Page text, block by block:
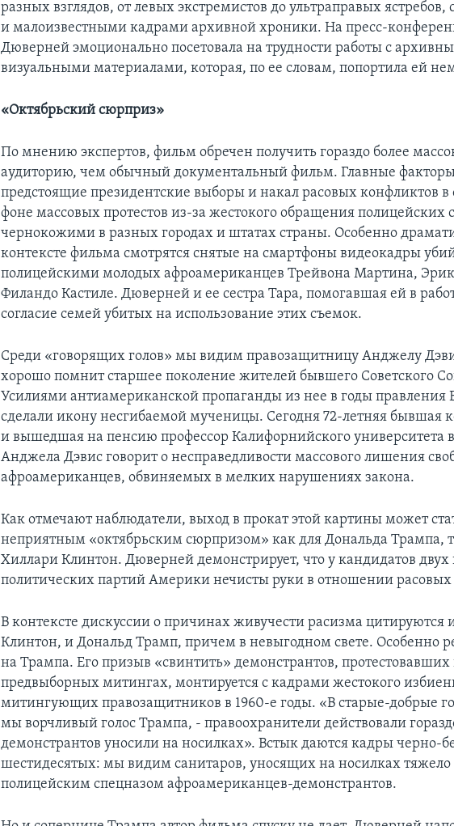
разных взглядов, от левых экстремистов до ультраправых
и малоизвестными кадрами архивной хроники. На пресс-
Дюверней эмоционально посетовала на трудности работы с
визуальными материалами, которая, по ее словам, попортила ей
«Октябрьский сюрприз»
По мнению экспертов, фильм обречен получить гораздо более
аудиторию, чем обычный документальный фильм. Главные
предстоящие президентские выборы и накал расовых конфликтов в
фоне массовых протестов из-за жестокого обращения полицейских с
чернокожими в разных городах и штатах страны. Особенно
контексте фильма смотрятся снятые на смартфоны видеокадры
полицейскими молодых афроамериканцев Трейвона Мартина,
Филандо Кастиле. Дюверней и ее сестра Тара, помогавшая ей в
согласие семей убитых на использование этих съемок.
Среди «говорящих голов» мы видим правозащитницу Анджелу
хорошо помнит старшее поколение жителей бывшего Советского
Усилиями антиамериканской пропаганды из нее в годы правления
сделали икону несгибаемой мученицы. Сегодня 72-летняя бывшая
и вышедшая на пенсию профессор Калифорнийского университета
Анджела Дэвис говорит о несправедливости массового лишения
афроамериканцев, обвиняемых в мелких нарушениях закона.
Как отмечают наблюдатели, выход в прокат этой картины может
неприятным «октябрьским сюрпризом» как для Дональда Трампа,
Хиллари Клинтон. Дюверней демонстрирует, что у кандидатов двух
политических партий Америки нечисты руки в отношении
В контексте дискуссии о причинах живучести расизма цитируются
Клинтон, и Дональд Трамп, причем в невыгодном свете. Особенно
на Трампа. Его призыв «свинтить» демонстрантов, протестовавших
предвыборных митингах, монтируется с кадрами жестокого
митингующих правозащитников в 1960-е годы. «В старые-добрые
мы ворчливый голос Трампа, - правоохранители действовали
демонстрантов уносили на носилках». Встык даются кадры черно-
шестидесятых: мы видим санитаров, уносящих на носилках
полицейским спецназом афроамериканцев-демонстрантов.